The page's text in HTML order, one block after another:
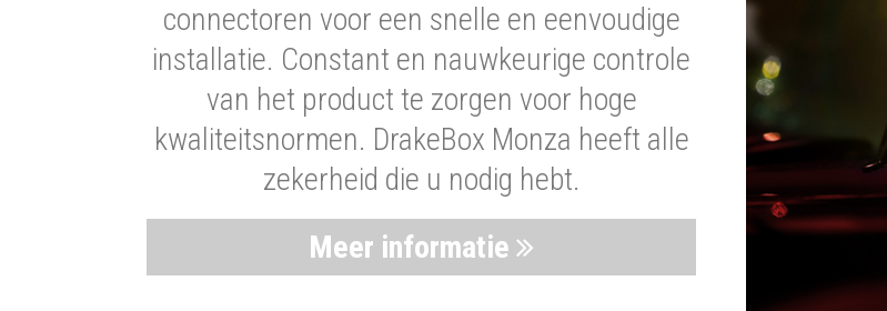
connectoren voor een snelle en eenvoudige
installatie. Constant en nauwkeurige controle
van het product te zorgen voor hoge
kwaliteitsnormen. DrakeBox Monza heeft alle
zekerheid die u nodig hebt.
Meer informatie